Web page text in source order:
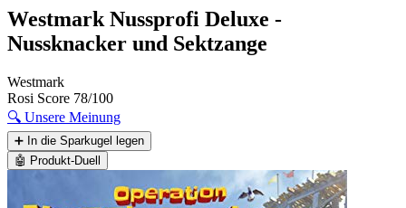
Westmark Nussprofi Deluxe -
Nussknacker und Sektzange
Westmark
Rosi Score 78/100
🔍 Unsere Meinung
➕ In die Sparkugel legen
🤖 Produkt-Duell